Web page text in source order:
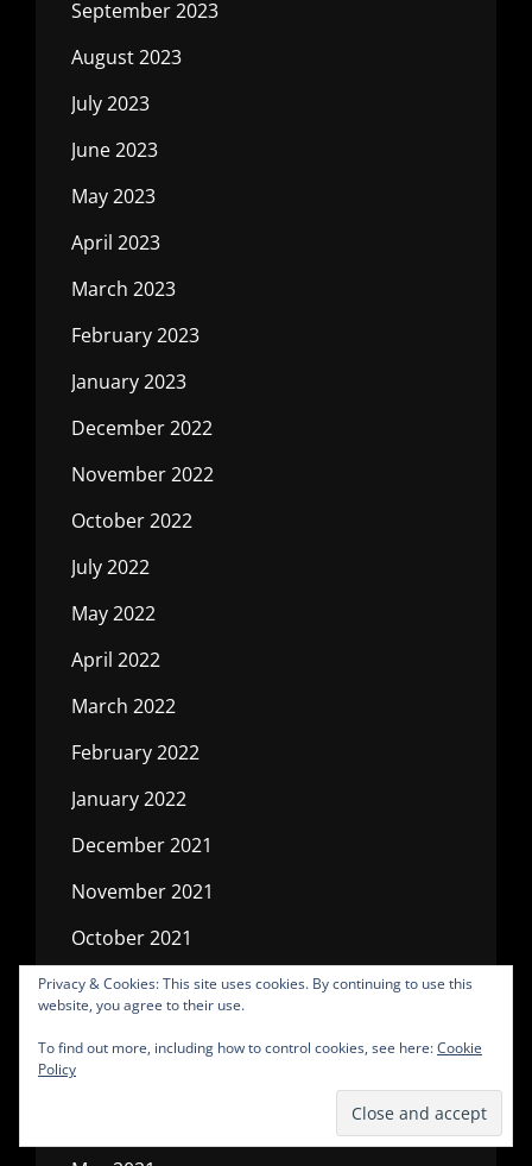
September 2023
August 2023
July 2023
June 2023
May 2023
April 2023
March 2023
February 2023
January 2023
December 2022
November 2022
October 2022
July 2022
May 2022
April 2022
March 2022
February 2022
January 2022
December 2021
November 2021
October 2021
September 2021
July 2021
Privacy & Cookies: This site uses cookies. By continuing to use this
website, you agree to their use.
To find out more, including how to control cookies, see here:Cookie
Policy